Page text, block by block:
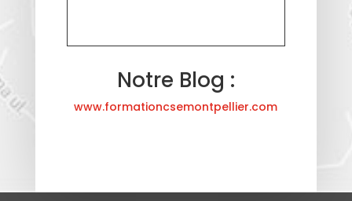
Notre Blog :
www.formationcsemontpellier.com